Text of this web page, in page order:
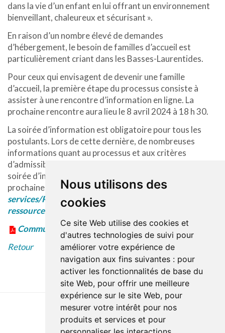
Nous utilisons des
cookies
Ce site Web utilise des cookies et
d'autres technologies de suivi pour
améliorer votre expérience de
navigation aux fins suivantes : pour
activer les fonctionnalités de base du
site Web, pour offrir une meilleure
expérience sur le site Web, pour
mesurer votre intérêt pour nos
produits et services et pour
dans la vie d’un enfant en lui offrant un environnement
bienveillant, chaleureux et sécurisant ».
En raison d’un nombre élevé de demandes
d’hébergement, le besoin de familles d’accueil est
particulièrement criant dans les Basses-Laurentides.
Pour ceux qui envisagent de devenir une famille
d’accueil, la première étape du processus consiste à
assister à une rencontre d’information en ligne. La
prochaine rencontre aura lieu le 8 avril 2024 à 18 h 30.
La soirée d’information est obligatoire pour tous les
postulants. Lors de cette dernière, de nombreuses
informations quant au processus et aux critères
d’admissibilité seront partagées. Pour vous inscrire à la
soirée d’information ou pour connaitre l’horaire des
prochaines rencontres, consultez la section
services/Ressources d’hébergement/Devenir une
ressources de type familial.
Communiqué en format PDF
Retour
Dernière mise à jour : 27 avril 2023